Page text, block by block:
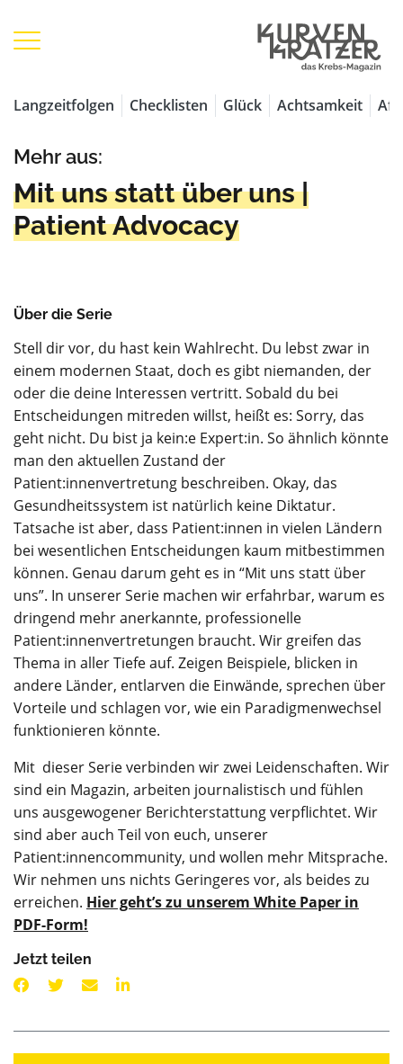
Langzeitfolgen Checklisten Glück Achtsamkeit
Mehr aus:
Mit uns statt über uns |
Patient Advocacy
Über die Serie
Stell dir vor, du hast kein Wahlrecht. Du lebst zwar in
einem modernen Staat, doch es gibt niemanden, der
oder die deine Interessen vertritt. Sobald du bei
Entscheidungen mitreden willst, heißt es: Sorry, das
geht nicht. Du bist ja kein:e Expert:in. So ähnlich könnte
man den aktuellen Zustand der
Patient:innenvertretung beschreiben. Okay, das
Gesundheitssystem ist natürlich keine Diktatur.
Tatsache ist aber, dass Patient:innen in vielen Ländern
bei wesentlichen Entscheidungen kaum mitbestimmen
können. Genau darum geht es in “Mit uns statt über
uns”. In unserer Serie machen wir erfahrbar, warum es
dringend mehr anerkannte, professionelle
Patient:innenvertretungen braucht. Wir greifen das
Thema in aller Tiefe auf. Zeigen Beispiele, blicken in
andere Länder, entlarven die Einwände, sprechen über
Vorteile und schlagen vor, wie ein Paradigmenwechsel
funktionieren könnte.
Mit dieser Serie verbinden wir zwei Leidenschaften. Wir
sind ein Magazin, arbeiten journalistisch und fühlen
uns ausgewogener Berichterstattung verpflichtet. Wir
sind aber auch Teil von euch, unserer
Patient:innencommunity, und wollen mehr Mitsprache.
Wir nehmen uns nichts Geringeres vor, als beides zu
erreichen. Hier geht’s zu unserem White Paper in
PDF-Form!
Jetzt teilen